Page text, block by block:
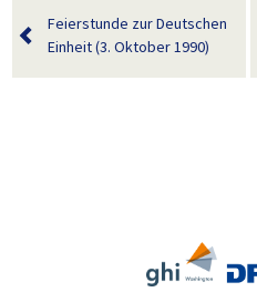
Feierstunde zur Deutschen
Einheit (3. Oktober 1990)